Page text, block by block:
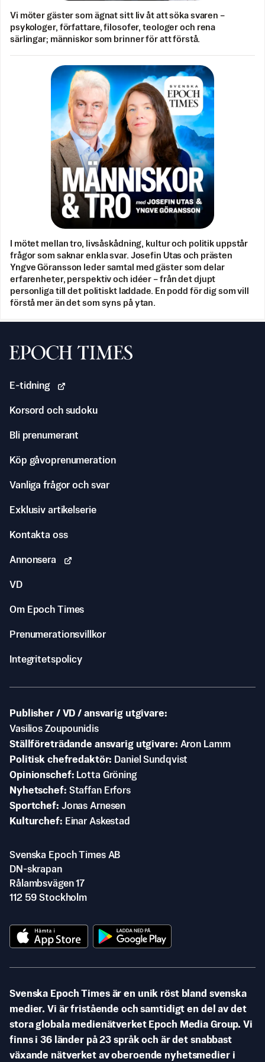
Vi möter gäster som ägnat sitt liv åt att söka svaren –
psykologer, författare, filosofer, teologer och rena
särlingar; människor som brinner för att förstå.
I mötet mellan tro, livsåskådning, kultur och politik uppstår
frågor som saknar enkla svar. Josefin Utas och prästen
Yngve Göransson leder samtal med gäster som delar
erfarenheter, perspektiv och idéer – från det djupt
personliga till det politiskt laddade. En podd för dig som vill
förstå mer än det som syns på ytan.
Svenska Epoch Times
E-tidning
Korsord och sudoku
Bli prenumerant
Köp gåvoprenumeration
Vanliga frågor och svar
Exklusiv artikelserie
Kontakta oss
Annonsera
VD
Om Epoch Times
Prenumerationsvillkor
Integritetspolicy
Publisher / VD / ansvarig utgivare
Vasilios Zoupounidis
Ställföreträdande ansvarig utgivare Aron Lamm
Politisk chefredaktör
Daniel Sundqvist
Opinionschef
Lotta Gröning
Nyhetschef Staffan Erfors
Sportchef Jonas Arnesen
Kulturchef
Einar Askestad
Svenska Epoch Times AB
DN-skrapan
Rålambsvägen 17
112 59 Stockholm
Svenska Epoch Times är en unik röst bland svenska
medier. Vi är fristående och samtidigt en del av det
stora globala medienätverket Epoch Media Group. Vi
finns i 36 länder på 23 språk och är det snabbast
växande nätverket av oberoende nyhetsmedier i